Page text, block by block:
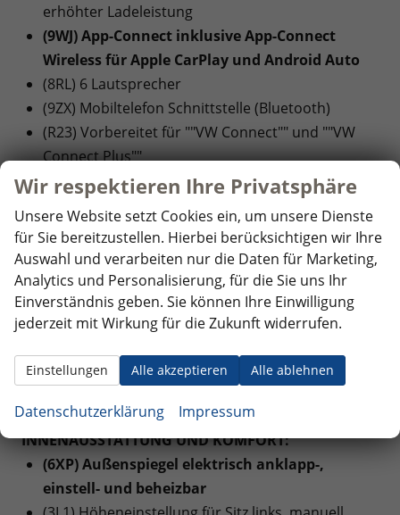
erhöhter Ladeleistung
(9WJ) App-Connect inklusive App-Connect
Wireless für Apple CarPlay und Android Auto
(8RL) 6 Lautsprecher
(9ZX) Mobiltelefon Schnittstelle (Bluetooth)
(R23) Vorbereitet für ""VW Connect"" und ""VW
Connect Plus""
SICHERHEIT:
(EM2) Ablenkungs- und Müdigkeitserkennung
(4UF) Airbags für Fahrer und Beifahrer, mit
Beifahrer-Airbag-Deaktivierung
(8J3) Notbremsassistent ""Front Assist"" mit
Fußgänger- und Radfahrererkennung
Beifahrer, Kopfairbags für die äußeren Sitzplätze
INNENAUSSTATTUNG UND KOMFORT:
(6XP) Außenspiegel elektrisch anklapp-,
einstell- und beheizbar
Wir respektieren Ihre Privatsphäre
Unsere Website setzt Cookies ein, um unsere Dienste
für Sie bereitzustellen. Hierbei berücksichtigen wir Ihre
Auswahl und verarbeiten nur die Daten für Marketing,
Analytics und Personalisierung, für die Sie uns Ihr
Einverständnis geben. Sie können Ihre Einwilligung
jederzeit mit Wirkung für die Zukunft widerrufen.
Alle akzeptieren Alle ablehnen
Einstellungen
Datenschutzerklärung Impressum